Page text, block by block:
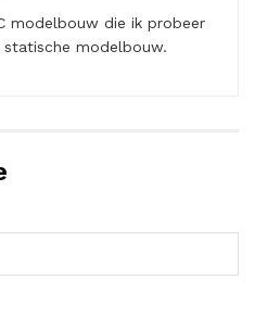
modelbouw die ik probeer
modelbouw.